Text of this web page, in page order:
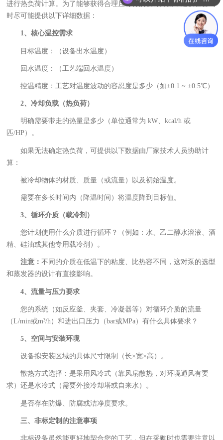
进行热负荷计算。为了能够获得合理且可行的设计方案，建议在咨询
时尽可能提供以下详细数据：
1、核心温控需求
目标温度：（设备出水温度）
回水温度：（工艺端回水温度）
控温精度：工艺对温度波动的容忍度是多少（如±0.1 ~ ±0.5℃）
2、冷却负载（热负荷）
明确需要带走的热量是多少（单位通常为 kW、kcal/h 或
匹/HP）。
如果无法确定热负荷，可提供以下数据由厂家技术人员协助计
算：
被冷却物体的材质、质量（或流量）以及初始温度。
需要在多长时间内（降温时间）将温度降到目标值。
3、循环介质（载冷剂）
您计划使用什么介质进行循环？（例如：水、乙二醇水溶液、酒
精、硅油或其他专用载冷剂）。
注意：不同的介质在低温下的粘度、比热容不同，这对泵的选型
和蒸发器的设计有直接影响。
4、流量与压力要求
您的系统（如反应釜、夹套、冷凝器等）对循环介质的流量
（L/min或m³/h）和进出口压力（bar或MPa）有什么具体要求？
5、空间与安装环境
设备拟安装区域的具体尺寸限制（长×宽×高）。
散热方式选择：是采用风冷式（靠风扇散热，对环境通风有要
求）还是水冷式（需要外接冷却塔或自来水）。
是否存在防爆、防腐或洁净度要求。
三、非标定制的注意事项
非标设备虽然能更好地契合您的工艺，但在采购时也需要注意以